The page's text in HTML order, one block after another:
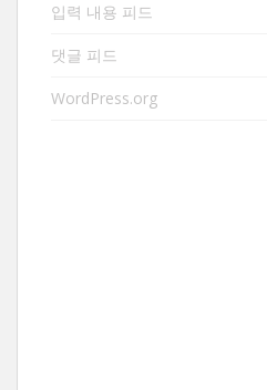
입력 내용 피드
댓글 피드
WordPress.org